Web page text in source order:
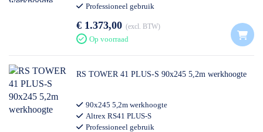
Professioneel gebruik
€ 1.373,00 excl. BTW
Op voorraad
RS TOWER 41 PLUS-S 90x245 5,2m werkhoogte
90x245 5,2m werkhoogte
Altrex RS41 PLUS-S
Professioneel gebruik